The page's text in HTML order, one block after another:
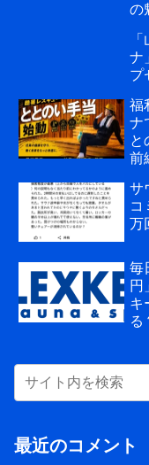
の
ナ
プ
福
ナ
と
前
サ
コ
万
毎
円
キ
る
最近のコメント